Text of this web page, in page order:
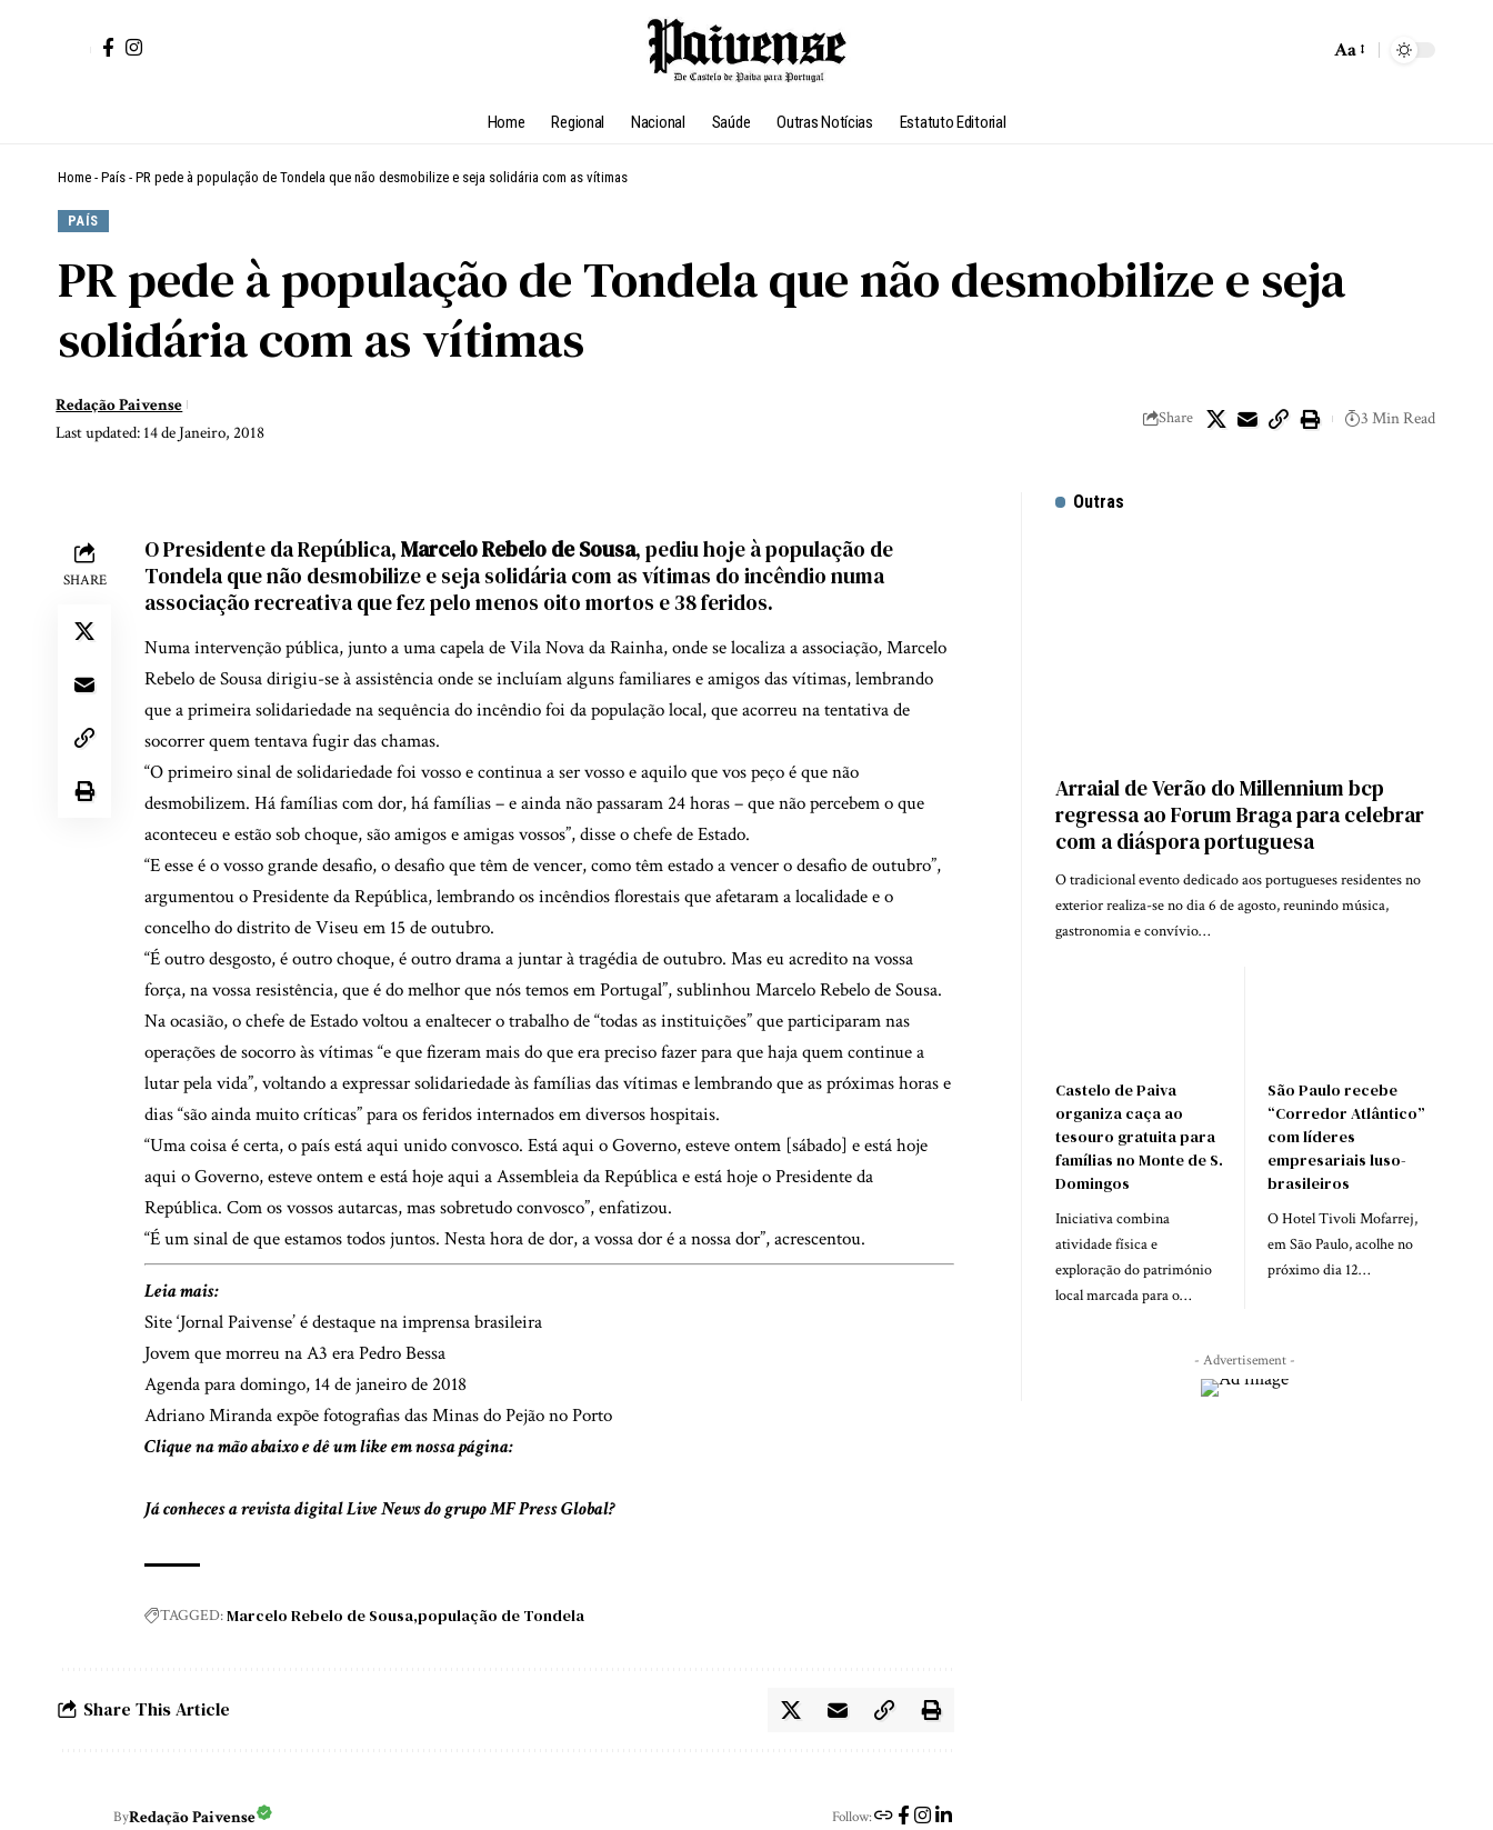
Aa
Home Regional Nacional Saúde Outras Notícias Estatuto Editorial
Home - País - PR pede à população de Tondela que não desmobilize e seja solidária com as vítimas
PAÍS
PR pede à população de Tondela que não desmobilize e seja
solidária com as vítimas
Last updated: 14 de Janeiro, 2018
Redação Paivense
Share 3 Min Read
SHARE
O Presidente da República,Marcelo Rebelo de Sousa, pediu hoje à população de
Tondela que não desmobilize e seja solidária com as vítimas do incêndio numa
associação recreativa que fez pelo menos oito mortos e 38 feridos.
Numa intervenção pública, junto a uma capela de Vila Nova da Rainha, onde se localiza a associação, Marcelo
Rebelo de Sousa dirigiu-se à assistência onde se incluíam alguns familiares e amigos das vítimas, lembrando
que a primeira solidariedade na sequência do incêndio foi da população local, que acorreu na tentativa de
socorrer quem tentava fugir das chamas.
“O primeiro sinal de solidariedade foi vosso e continua a ser vosso e aquilo que vos peço é que não
desmobilizem. Há famílias com dor, há famílias – e ainda não passaram 24 horas – que não percebem o que
aconteceu e estão sob choque, são amigos e amigas vossos”, disse o chefe de Estado.
“E esse é o vosso grande desafio, o desafio que têm de vencer, como têm estado a vencer o desafio de outubro”,
argumentou o Presidente da República, lembrando os incêndios florestais que afetaram a localidade e o
concelho do distrito de Viseu em 15 de outubro.
“É outro desgosto, é outro choque, é outro drama a juntar à tragédia de outubro. Mas eu acredito na vossa
força, na vossa resistência, que é do melhor que nós temos em Portugal”, sublinhou Marcelo Rebelo de Sousa.
Na ocasião, o chefe de Estado voltou a enaltecer o trabalho de “todas as instituições” que participaram nas
operações de socorro às vítimas “e que fizeram mais do que era preciso fazer para que haja quem continue a
lutar pela vida”, voltando a expressar solidariedade às famílias das vítimas e lembrando que as próximas horas e
dias “são ainda muito críticas” para os feridos internados em diversos hospitais.
“Uma coisa é certa, o país está aqui unido convosco. Está aqui o Governo, esteve ontem [sábado] e está hoje
aqui o Governo, esteve ontem e está hoje aqui a Assembleia da República e está hoje o Presidente da
República. Com os vossos autarcas, mas sobretudo convosco”, enfatizou.
“É um sinal de que estamos todos juntos. Nesta hora de dor, a vossa dor é a nossa dor”, acrescentou.
Leia mais:
Site ‘Jornal Paivense’ é destaque na imprensa brasileira
Jovem que morreu na A3 era Pedro Bessa
Agenda para domingo, 14 de janeiro de 2018
Adriano Miranda expõe fotografias das Minas do Pejão no Porto
Clique na mão abaixo e dê um like em nossa página:
Já conheces a revista digital Live News do grupo MF Press Global?
TAGGED:Marcelo Rebelo de Sousa população de Tondela
Share This Article
ByRedação Paivense Follow:
Outras
Arraial de Verão do Millennium bcp
regressa ao Forum Braga para celebrar
com a diáspora portuguesa
O tradicional evento dedicado aos portugueses residentes no
exterior realiza-se no dia 6 de agosto, reunindo música,
gastronomia e convívio…
Castelo de Paiva
organiza caça ao
tesouro gratuita para
famílias no Monte de S.
Domingos
Iniciativa combina
atividade física e
exploração do património
local marcada para o…
São Paulo recebe
“Corredor Atlântico”
com líderes
empresariais luso-
brasileiros
O Hotel Tivoli Mofarrej,
em São Paulo, acolhe no
próximo dia 12…
- Advertisement -